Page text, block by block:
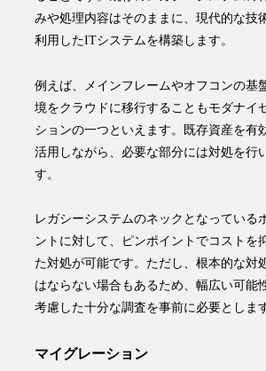
みや処理内容はそのままに、現代的な技
利用したITシステムを構築します。
例えば、メインフレームやオフコンの基
境をクラウドに移行することもモダナイ
ションの一つといえます。既存資産を有
活用しながら、必要な部分には対処を行
す。
レガシーシステムのネックとなっている
ントに対して、ピンポイントでコストを
た対処が可能です。ただし、根本的な対
はならない場合もあるため、幅広い可能
考慮した十分な調査を事前に必要としま
マイグレーション